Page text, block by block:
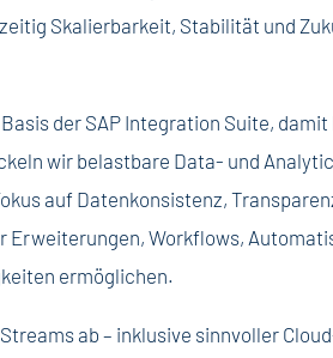
Skalierbarkeit, Stabilität und
der SAP Integration Suite, damit
wir belastbare Data- und
auf Datenkonsistenz,
Erweiterungen, Workflows,
ermöglichen.
ab – inklusive sinnvoller